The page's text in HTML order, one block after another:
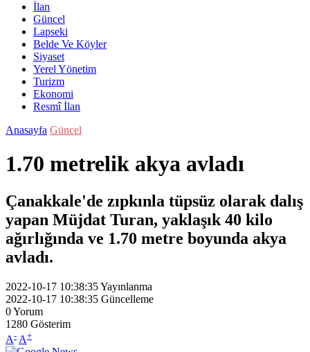
İlan
Güncel
Lapseki
Belde Ve Köyler
Siyaset
Yerel Yönetim
Turizm
Ekonomi
Resmî İlan
Anasayfa Güncel
1.70 metrelik akya avladı
Çanakkale'de zıpkınla tüpsüz olarak dalış
yapan Müjdat Turan, yaklaşık 40 kilo
ağırlığında ve 1.70 metre boyunda akya
avladı.
2022-10-17 10:38:35Yayınlanma
2022-10-17 10:38:35 Güncelleme
0Yorum
1280 Gösterim
A- A+